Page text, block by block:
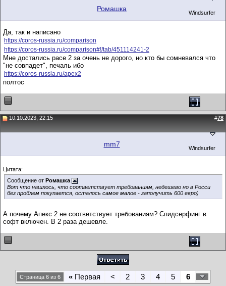
Ромашка Windsurfer
Да, так и написано
https://coros-russia.ru/comparison
https://coros-russia.ru/comparison#!/tab/451114241-2
Мне достались pace 2 за очень не дорого, но кто бы сомневался что
"не совпадет", печаль ибо
https://coros-russia.ru/apex2
полтос
10.10.2023, 22:15 #78
mm7 Windsurfer
Цитата:
Сообщение от Ромашка
Вот что нашлось, что соответствует требованиям, недешево но в Росси
без проблем покупается, осталось самое малое - заполучить 600 евро)
А почему Апекс 2 не соответствует требованиям? Спидсерфинг в
софт включен. В 2 раза дешевле.
Страница 6 из 6 « Первая < 2 3 4 5 6